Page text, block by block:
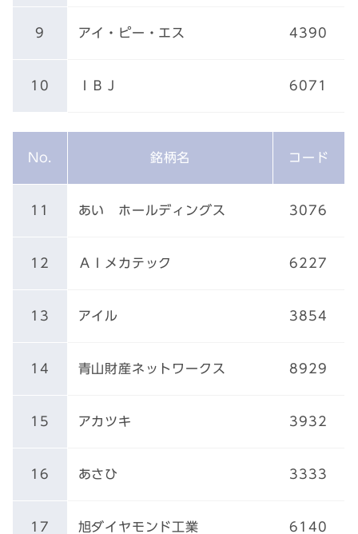
9 アイ・ピー・エス 4390
10 ＩＢＪ 6071
No. 銘柄名 コード
11 あい ホールディングス 3076
12 ＡＩメカテック 6227
13 アイル 3854
14 青山財産ネットワークス 8929
15 アカツキ 3932
16 あさひ 3333
17 旭ダイヤモンド工業 6140